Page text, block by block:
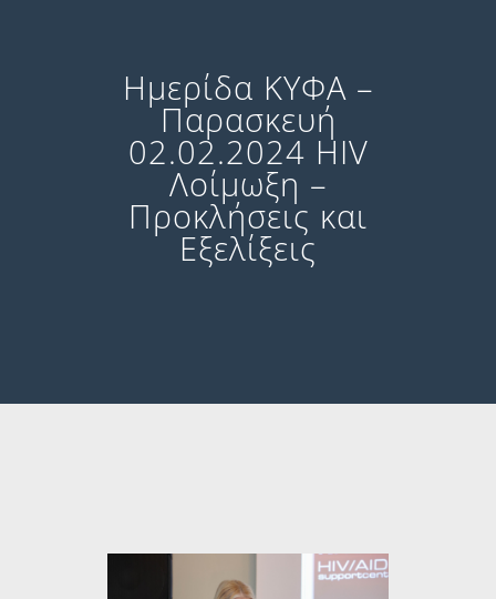
Ημερίδα ΚΥΦΑ –
Παρασκευή
02.02.2024 HIV
Λοίμωξη –
Προκλήσεις και
Εξελίξεις